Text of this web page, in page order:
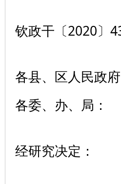
钦政干〔2020〕
各县、区人民政
各委、办、局：
经研究决定：